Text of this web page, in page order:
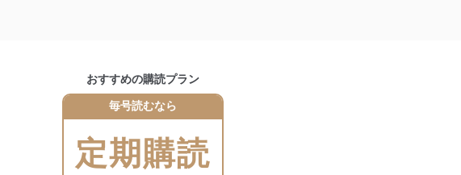
ザー制御機能（ユーザーアカウント制御）により、個人情報データベース等を取り扱う情報
別・認証しています。
ペレーティングシステムを最新の状態に保持しています。
おすすめの購読プラン
毎号読むなら
定期購読